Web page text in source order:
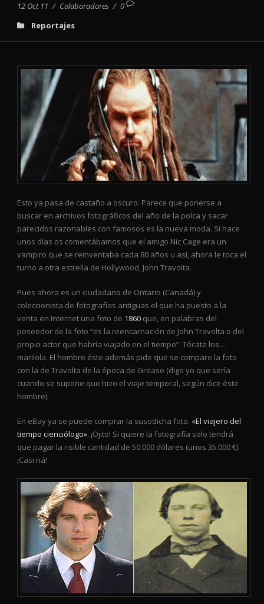
12 Oct 11 / Colaboradores / 0
Reportajes
Esto ya pasa de castaño a oscuro. Parece que ponerse a
buscar en archivos fotográficos del año de la polca y sacar
parecidos razonables con famosos es la nueva moda. Si hace
unos días os comentábamos que el amigo Nic Cage era un
vampiro que se reinventaba cada 80 años u así, ahora le toca el
turno a otra estrella de Hollywood, John Travolta.
Pues ahora es un ciudadano de Ontario (Canadá) y
coleccionista de fotografías antiguas el que ha puesto a la
venta en Internet una foto de 1860 que, en palabras del
poseedor de la foto “es la reencarnación de John Travolta o del
propio actor que habría viajado en el tiempo”. Tócate los…
marilola. El hombre éste además pide que se compare la foto
con la de Travolta de la época de Grease (digo yo que sería
cuando se supone que hizo el viaje temporal, según dice éste
hombre).
En eBay ya se puede comprar la susodicha foto. «El viajero del
tiempo cienciólogo». ¡Ojito! Si quiere la fotografía solo tendrá
que pagar la risible cantidad de 50.000 dólares (unos 35.000 €).
¡Casi ná!